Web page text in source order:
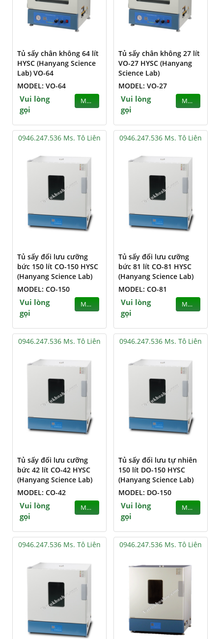
Tủ sấy chân không 64 lít
HYSC (Hanyang Science
Lab) VO-64
MODEL: VO-64
Vui lòng
gọi
MUA
Tủ sấy chân không 27 lít
VO-27 HYSC (Hanyang
Science Lab)
MODEL: VO-27
Vui lòng
gọi
MUA
0946.247.536 Ms. Tô Liên
Tủ sấy đối lưu cưỡng
bức 150 lít CO-150 HYSC
(Hanyang Science Lab)
MODEL: CO-150
Vui lòng
gọi
MUA
0946.247.536 Ms. Tô Liên
Tủ sấy đối lưu cưỡng
bức 81 lít CO-81 HYSC
(Hanyang Science Lab)
MODEL: CO-81
Vui lòng
gọi
MUA
0946.247.536 Ms. Tô Liên
Tủ sấy đối lưu cưỡng
bức 42 lít CO-42 HYSC
(Hanyang Science Lab)
MODEL: CO-42
Vui lòng
gọi
MUA
0946.247.536 Ms. Tô Liên
Tủ sấy đối lưu tự nhiên
150 lít DO-150 HYSC
(Hanyang Science Lab)
MODEL: DO-150
Vui lòng
gọi
MUA
0946.247.536 Ms. Tô Liên 0946.247.536 Ms. Tô Liên